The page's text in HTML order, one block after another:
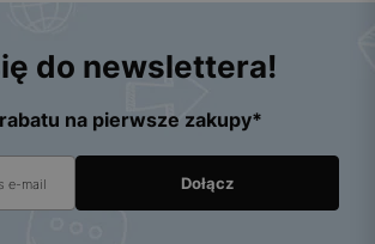
do newslettera!
na pierwsze zakupy*